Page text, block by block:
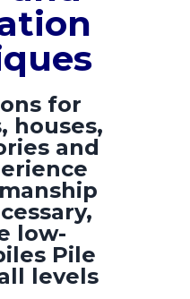
for
houses,
and
low-
Pile
levels